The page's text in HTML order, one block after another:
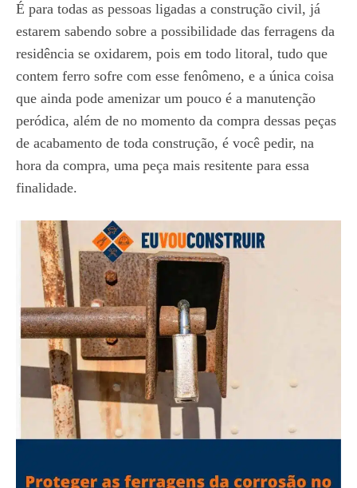
É para todas as pessoas ligadas a construção civil, já
estarem sabendo sobre a possibilidade das ferragens da
residência se oxidarem, pois em todo litoral, tudo que
contem ferro sofre com esse fenômeno, e a única coisa
que ainda pode amenizar um pouco é a manutenção
peródica, além de no momento da compra dessas peças
de acabamento de toda construção, é você pedir, na
hora da compra, uma peça mais resitente para essa
finalidade.